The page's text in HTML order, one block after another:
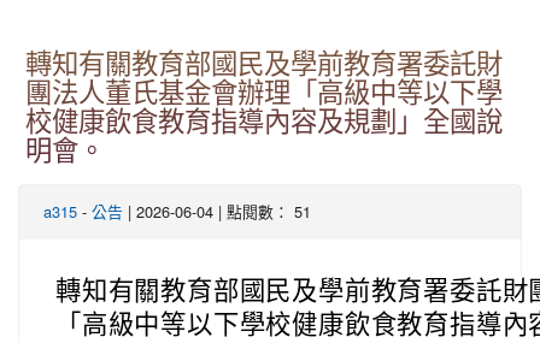
轉知有關教育部國民及學前教育署委託財
團法人董氏基金會辦理「高級中等以下學
校健康飲食教育指導內容及規劃」全國說
明會。
a315 - 公告 | 2026-06-04 | 點閱數： 51
轉知有關教育部國民及學前教育署委託財
「高級中等以下學校健康飲食教育指導